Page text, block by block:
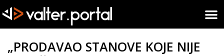
„PRODAVAO STANOVE KOJE NIJE